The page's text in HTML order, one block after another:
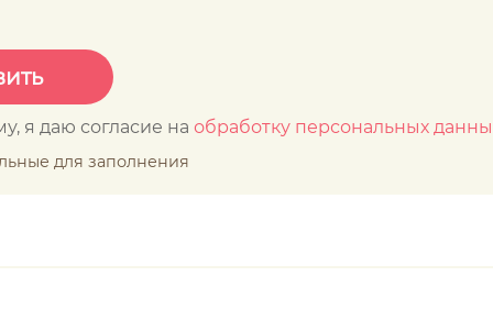
я даю согласие наобработку персональных
для заполнения